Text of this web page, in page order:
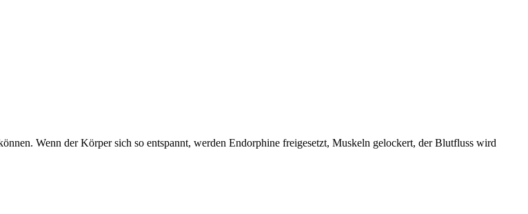
Wenn der Körper sich so entspannt, werden Endorphine freigesetzt, Muskeln gelockert, der Blutfluss wird